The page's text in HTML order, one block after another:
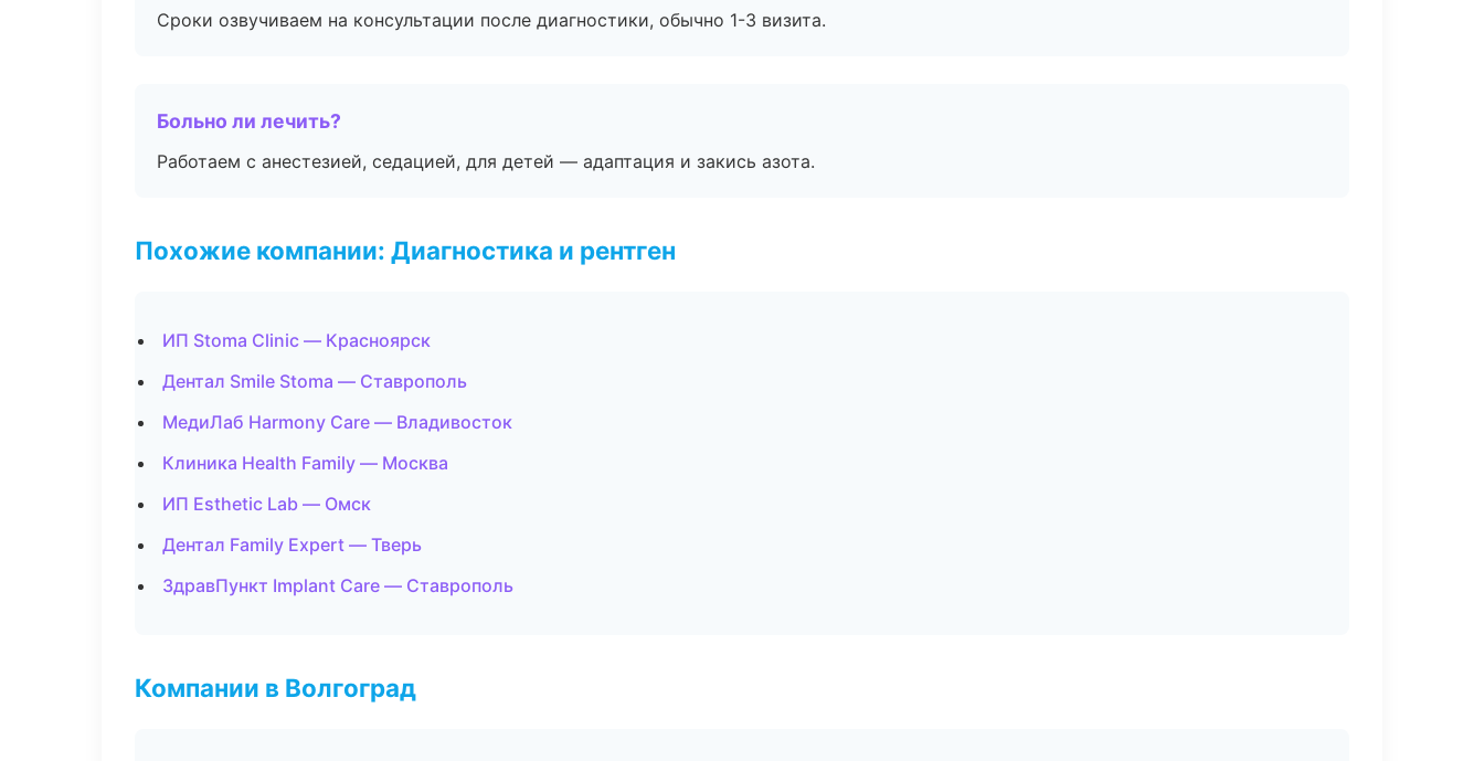
Сроки озвучиваем на консультации после диагностики, обычно 1-3 визита.
Больно ли лечить?
Работаем с анестезией, седацией, для детей — адаптация и закись азота.
Похожие компании: Диагностика и рентген
ИП Stoma Clinic — Красноярск
Дентал Smile Stoma — Ставрополь
МедиЛаб Harmony Care — Владивосток
Клиника Health Family — Москва
ИП Esthetic Lab — Омск
Дентал Family Expert — Тверь
ЗдравПункт Implant Care — Ставрополь
Компании в Волгоград